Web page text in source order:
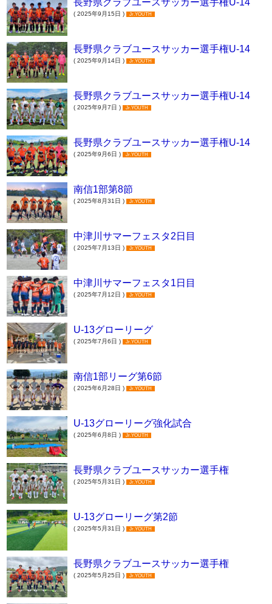
長野県クラブユースサッカー選手権U-14
( 2025年9月15日 ) Jr.YOUTH
長野県クラブユースサッカー選手権U-14
( 2025年9月14日 ) Jr.YOUTH
長野県クラブユースサッカー選手権U-14
( 2025年9月7日 ) Jr.YOUTH
長野県クラブユースサッカー選手権U-14
( 2025年9月6日 ) Jr.YOUTH
南信1部第8節
( 2025年8月31日 ) Jr.YOUTH
中津川サマーフェスタ2日目
( 2025年7月13日 ) Jr.YOUTH
中津川サマーフェスタ1日目
( 2025年7月12日 ) Jr.YOUTH
U-13グローリーグ
( 2025年7月6日 ) Jr.YOUTH
南信1部リーグ第6節
( 2025年6月28日 ) Jr.YOUTH
U-13グローリーグ強化試合
( 2025年6月8日 ) Jr.YOUTH
長野県クラブユースサッカー選手権
( 2025年5月31日 ) Jr.YOUTH
U-13グローリーグ第2節
( 2025年5月31日 ) Jr.YOUTH
長野県クラブユースサッカー選手権
( 2025年5月25日 ) Jr.YOUTH